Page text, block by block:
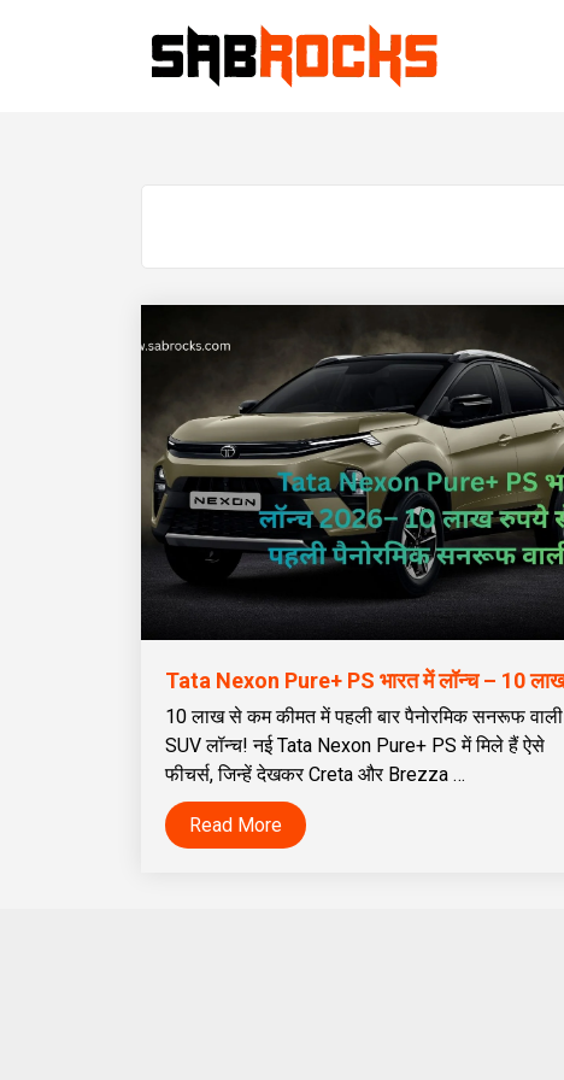
10 लाख से कम कीमत में पहली बार पैनोरमिक सनरूफ वाली
SUV लॉन्च! नई Tata Nexon Pure+ PS में मिले हैं ऐसे
फीचर्स, जिन्हें देखकर Creta और Brezza …
Read More